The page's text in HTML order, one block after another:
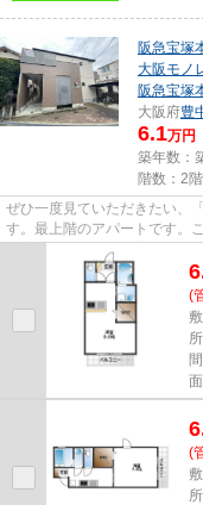
阪急宝塚
大阪モノ
阪急宝塚
大阪府豊
6.1万円
築年数：
階数：2
ぜひ一度見ていただきたい、
す。最上階のアパートです。
動産情報を集めたい方は当社...
(
(